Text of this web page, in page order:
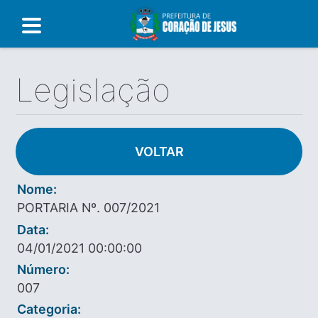
Legislação
VOLTAR
Nome:
PORTARIA Nº. 007/2021
Data:
04/01/2021 00:00:00
Número:
007
Categoria: